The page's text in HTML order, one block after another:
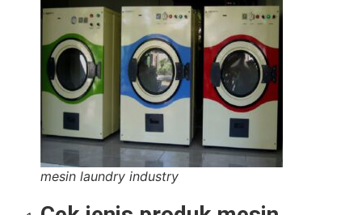
mesin laundry industry